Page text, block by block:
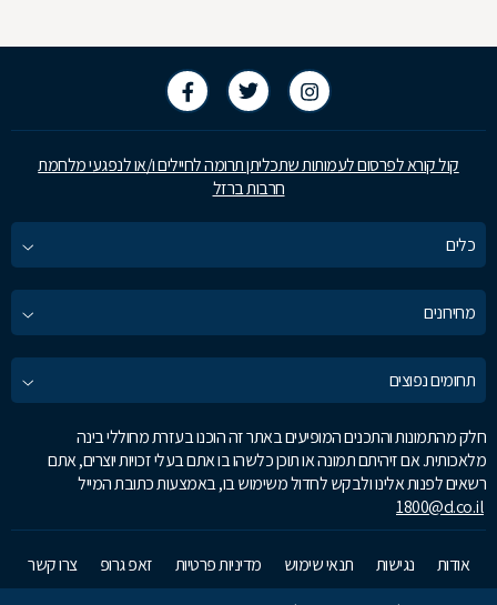
קול קורא לפרסום לעמותות שתכליתן תרומה לחיילים ו/או לנפגעי מלחמת
חרבות ברזל
כלים
מחירונים
תחומים נפוצים
חלק מהתמונות והתכנים המופיעים באתר זה הוכנו בעזרת מחוללי בינה
מלאכותית. אם זיהיתם תמונה או תוכן כלשהו בו אתם בעלי זכויות יוצרים, אתם
רשאים לפנות אלינו ולבקש לחדול משימוש בו, באמצעות כתובת המייל
1800@d.co.il
אודות נגישות תנאי שימוש מדיניות פרטיות זאפ גרופ
צרו קשר